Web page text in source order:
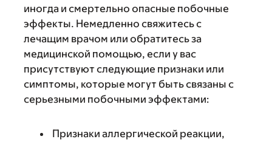
иногда и смертельно опасные побочные
эффекты. Немедленно свяжитесь с
лечащим врачом или обратитесь за
медицинской помощью, если у вас
присутствуют следующие признаки или
симптомы, которые могут быть связаны с
серьезными побочными эффектами:
Признаки аллергической реакции,